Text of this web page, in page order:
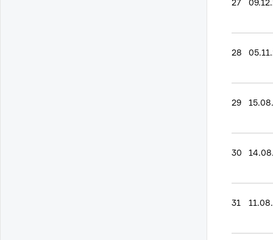
27
28
29
30
31